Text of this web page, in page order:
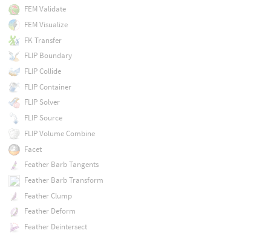
FEM Validate
FEM Visualize
FK Transfer
FLIP Boundary
FLIP Collide
FLIP Container
FLIP Solver
FLIP Source
FLIP Volume Combine
Facet
Feather Barb Tangents
Feather Barb Transform
Feather Clump
Feather Deform
Feather Deintersect